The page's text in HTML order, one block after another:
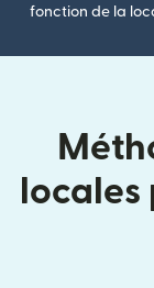
fonction de la